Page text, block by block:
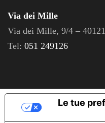
Via dei Mille
Via dei Mille, 9/4 –
Tel: 051 249126
Le tue